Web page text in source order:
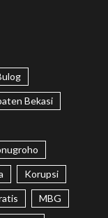
Bekasi
Korupsi
MBG